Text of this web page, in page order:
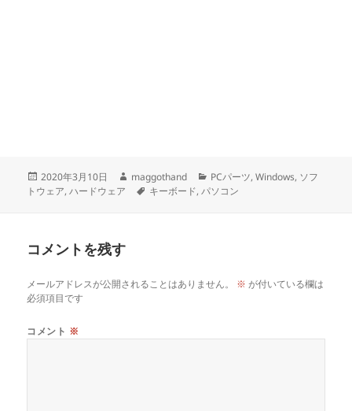
投
稿
2020年3月10日
作
成
maggothand
カ
テ
PCパーツ,Windows, ソフ
トウェア,ハードウェア
タ
キーボード,パソコン
コメントを残す
メールアドレスが公開されることはありません。 ※ が付いている欄は
必須項目です
コメント ※